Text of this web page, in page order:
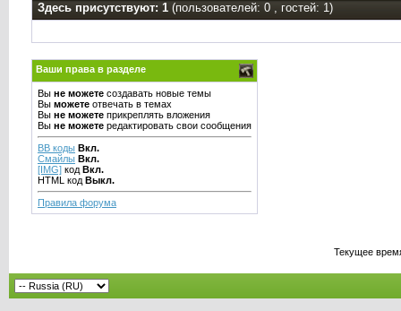
Здесь присутствуют: 1 (пользователей: 0 , гостей: 1)
Ваши права в разделе
Вы не можетесоздавать новые темы
Вы можетеотвечать в темах
Вы не можетеприкреплять вложения
Вы не можетередактировать свои сообщения
BB коды Вкл.
Смайлы Вкл.
[IMG]код Вкл.
HTML код Выкл.
Правила форума
Текущее